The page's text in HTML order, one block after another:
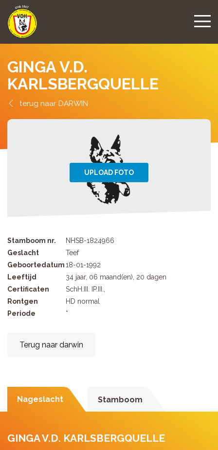
GINGA V.D.
KARLSBERGQUELLE
DARWIN
Stamboom nr.
NHSB-1824966
Geslacht
Teef
Geboortedatum18-01-1992
Leeftijd
34 jaar, 06 maand(en), 20 dagen
Certificaten
SchH.III. IP.III.,
Rontgen
HD normal
Periode
*
Terug naar darwin
Nageslacht Stamboom
GINGA V.D. KARLSBERGQUELLE